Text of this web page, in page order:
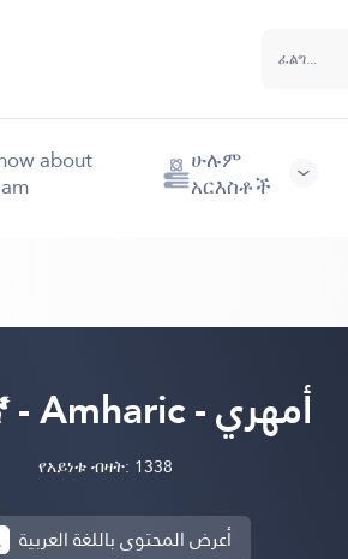
about ሁሉም
አርእስቶች
አማርኛ - Amharic - أمهري
የአይነቱ ብዛት: 1338
أعرض المحتوى باللغة العربية